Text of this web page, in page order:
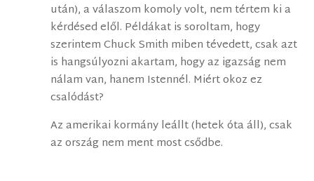
után), a válaszom komoly volt, nem tértem ki a
kérdésed elől. Példákat is soroltam, hogy
szerintem Chuck Smith miben tévedett, csak azt
is hangsúlyozni akartam, hogy az igazság nem
nálam van, hanem Istennél. Miért okoz ez
csalódást?
Az amerikai kormány leállt (hetek óta áll), csak
az ország nem ment most csődbe.